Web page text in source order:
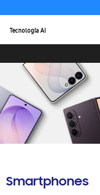
Tecnología AI
Smartphones